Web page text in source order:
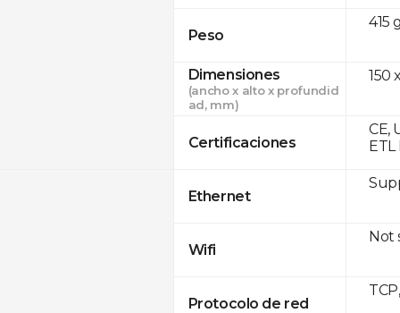
Peso
Dimensiones
(ancho x alto x profundid
ad, mm)
Certificaciones
Ethernet
Wifi
Protocolo de red
415
150
CE,
ETL
Not